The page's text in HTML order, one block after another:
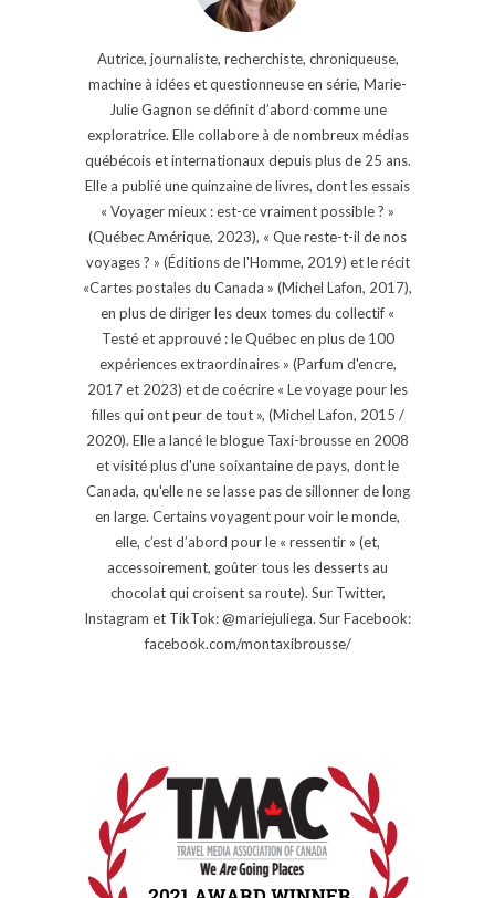
Autrice, journaliste, recherchiste, chroniqueuse,
machine à idées et questionneuse en série, Marie-
Julie Gagnon se définit d’abord comme une
exploratrice. Elle collabore à de nombreux médias
québécois et internationaux depuis plus de 25 ans.
Elle a publié une quinzaine de livres, dont les essais
« Voyager mieux : est-ce vraiment possible ? »
(Québec Amérique, 2023), « Que reste-t-il de nos
voyages ? » (Éditions de l'Homme, 2019) et le récit
«Cartes postales du Canada » (Michel Lafon, 2017),
en plus de diriger les deux tomes du collectif «
Testé et approuvé : le Québec en plus de 100
expériences extraordinaires » (Parfum d'encre,
2017 et 2023) et de coécrire « Le voyage pour les
filles qui ont peur de tout », (Michel Lafon, 2015 /
2020). Elle a lancé le blogue Taxi-brousse en 2008
et visité plus d'une soixantaine de pays, dont le
Canada, qu'elle ne se lasse pas de sillonner de long
en large. Certains voyagent pour voir le monde,
elle, c’est d’abord pour le « ressentir » (et,
accessoirement, goûter tous les desserts au
chocolat qui croisent sa route). Sur Twitter,
Instagram et TikTok: @mariejuliega. Sur Facebook:
facebook.com/montaxibrousse/